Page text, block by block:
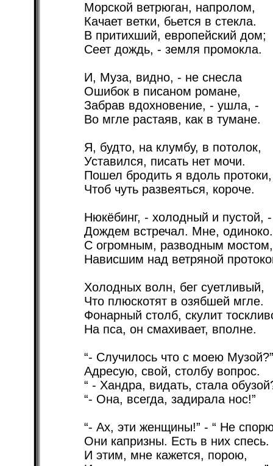
Морской ветрюган, напролом,
Качает ветки, бьется в стекла.
В притихший, европейский дом;
Сеет дождь, - земля промокла.
И, Муза, видно, - не снесла
Ошибок в писаном романе,
Забрав вдохновение, - ушла, -
Во мгле растаяв, как в тумане.
Я, будто, на клумбу, в потолок,
Уставился, писать нет мочи.
Пошел бродить я вдоль протоки,
Чтоб чуть развеяться, короче.
Нюкёбинг, - холодный и пустой, -
Дождем встречал. Мне, одиноко.
С огромным, разводным мостом,
Нависшим над ветряной
Холодных волн, бег суетливый,
Что плюскотят в озябшей мгле.
Фонарный столб, скулит
На пса, он смахивает, вполне.
“- Случилось что с моею
Адресую, свой, столбу вопрос.
“ - Хандра, видать, стала
“- Она, всегда, задирала нос!”
“- Ах, эти женщины!” - “ Не
Они капризны. Есть в них спесь.
И этим, мне кажется, порою,